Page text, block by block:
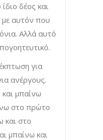
δέος και
με αυτόν που
Αλλά αυτό
για
ανέργους.
μπαίνω
στο πρώτο
και στο
μπαίνω και